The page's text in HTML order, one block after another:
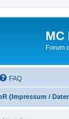
MC
Forum
FAQ
(Impressum /